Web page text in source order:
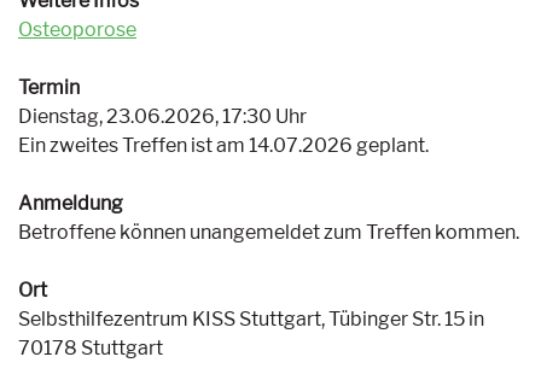
Osteoporose
Termin
Dienstag, 23.06.2026, 17:30 Uhr
Ein zweites Treffen ist am 14.07.2026 geplant.
Anmeldung
Betroffene können unangemeldet zum Treffen kommen.
Ort
Selbsthilfezentrum KISS Stuttgart, Tübinger Str. 15 in
70178 Stuttgart